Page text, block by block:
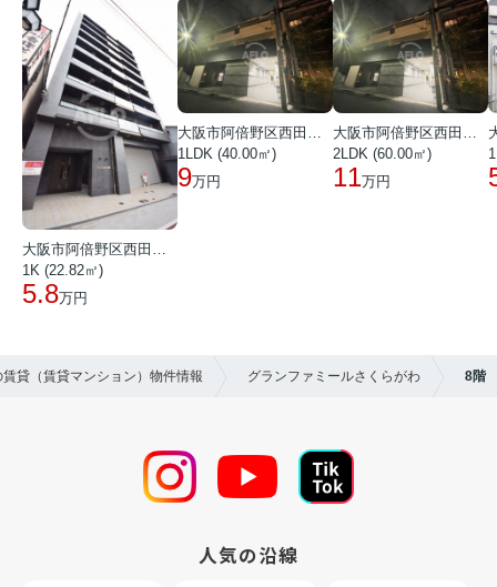
1K (22.82㎡)
5.8万円
1LDK (40.00㎡)
9万円
2LDK (60.00㎡)
11万円
貸（賃貸マンション）物件情報 グランファミールさくらがわ 8階
人気の沿線